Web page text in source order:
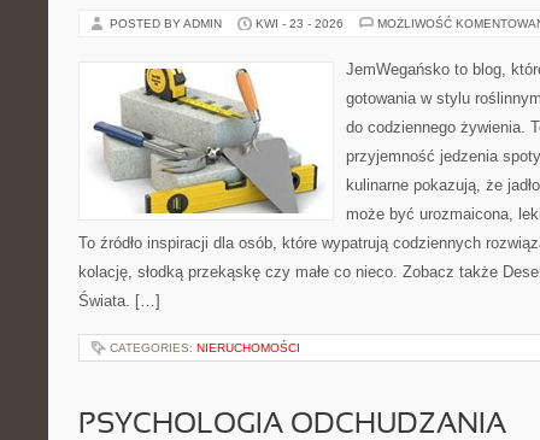
POSTED BY ADMIN KWI - 23 - 2026 MOŻLIWOŚĆ
JemWegańsko to blog,
gotowania w stylu
do codziennego żywienia.
przyjemność jedzenia
kulinarne pokazują, że
może być urozmaicona,
To źródło inspiracji dla osób, które wypatrują codziennych
kolację, słodką przekąskę czy małe co nieco. Zobacz także
Świata. […]
CATEGORIES: NIERUCHOMOŚCI
PSYCHOLOGIA ODCHUDZANIA